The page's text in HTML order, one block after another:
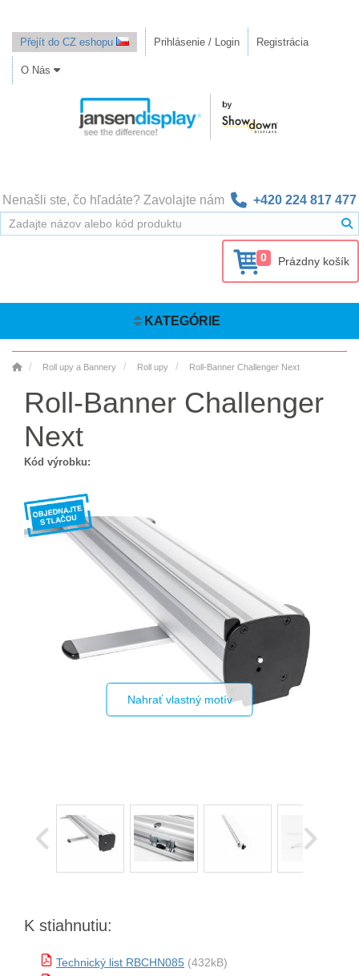
Přejít do CZ eshopu Prihlásenie / Login Registrácia
O Nás
Nenašli ste, čo hľadáte? Zavolajte nám +420 224 817 477
0 Prázdny košík
KATEGÓRIE
Roll upy a Bannery Roll upy Roll-Banner Challenger Next
Roll-Banner Challenger
Next
Kód výrobku:
Nahrať vlastný motív
K stiahnutiu:
Technický list RBCHN085 (432kB)